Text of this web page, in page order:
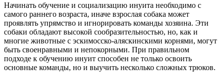
Начинать обучение и социализацию инуита необходимо с
самого раннего возраста, иначе взрослая собака может
проявлять упрямство и игнорировать команды хозяина. Эти
собаки обладают высокой сообразительностью, но, как и
многие животные с эскимосско-аляскинскими корнями, могут
быть своенравными и непокорными. При правильном
подходе к обучению инуит способен не только освоить
основные команды, но и выучить несколько сложных трюков.